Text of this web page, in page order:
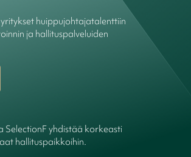
huippujohtajatalenttiin
ja hallituspalveluiden
SelectionF yhdistää korkeasti
hallituspaikkoihin.